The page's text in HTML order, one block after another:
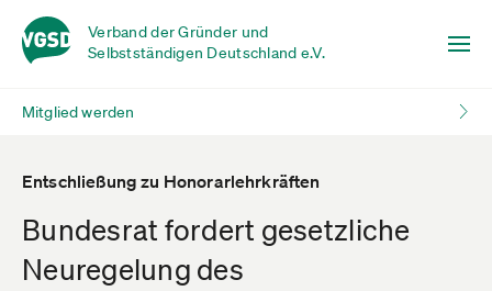
Verband der Gründer und
Selbstständigen Deutschland e.V.
Mitglied werden
Entschließung zu Honorarlehrkräften
Bundesrat fordert gesetzliche
Neuregelung des